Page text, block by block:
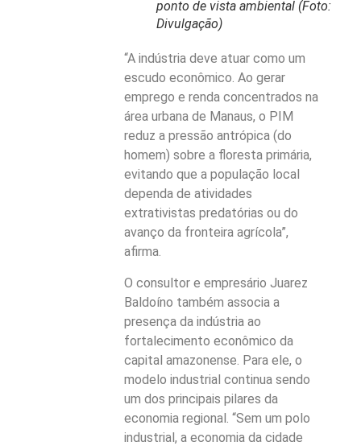
ponto de vista ambiental (Foto:
Divulgação)
“A indústria deve atuar como um
escudo econômico. Ao gerar
emprego e renda concentrados na
área urbana de Manaus, o PIM
reduz a pressão antrópica (do
homem) sobre a floresta primária,
evitando que a população local
dependa de atividades
extrativistas predatórias ou do
avanço da fronteira agrícola”,
afirma.
O consultor e empresário Juarez
Baldoíno também associa a
presença da indústria ao
fortalecimento econômico da
capital amazonense. Para ele, o
modelo industrial continua sendo
um dos principais pilares da
economia regional. “Sem um polo
industrial, a economia da cidade